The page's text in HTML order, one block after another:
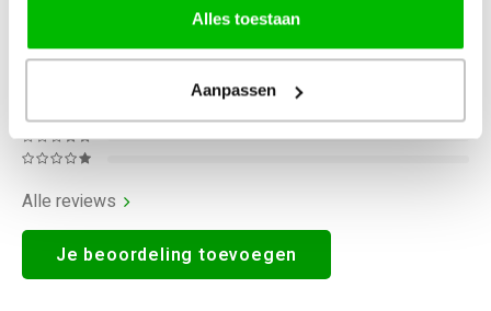
Alles toestaan
Aanpassen
Alle reviews
Je beoordeling toevoegen